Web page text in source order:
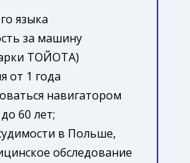
языка
за машину
ТОЙОТА)
от 1 года
навигатором
60 лет;
в Польше,
обследование